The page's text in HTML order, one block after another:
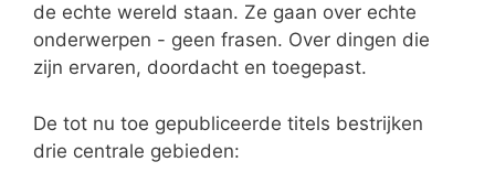
de echte wereld staan. Ze gaan over echte
onderwerpen - geen frasen. Over dingen die
zijn ervaren, doordacht en toegepast.
De tot nu toe gepubliceerde titels bestrijken
drie centrale gebieden: